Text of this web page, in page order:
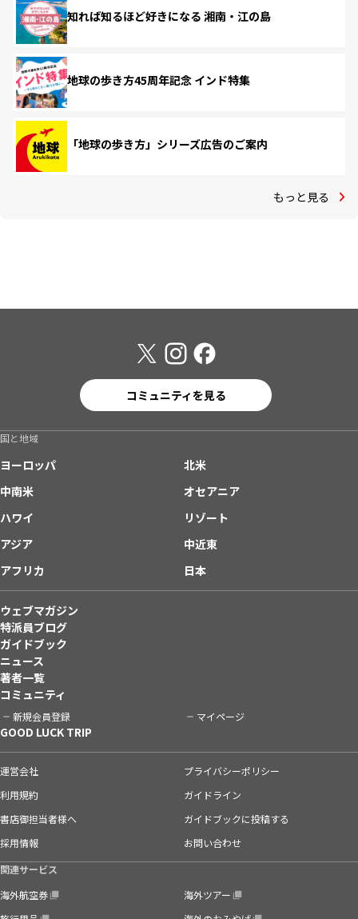
知れば知るほど好きになる 湘南・江の島
地球の歩き方45周年記念 インド特集
「地球の歩き方」シリーズ広告のご案内
もっと見る
コミュニティを見る
国と地域
ヨーロッパ
北米
中南米
オセアニア
ハワイ
リゾート
アジア
中近東
アフリカ
日本
ウェブマガジン
特派員ブログ
ガイドブック
ニュース
著者一覧
コミュニティ
新規会員登録 マイページ
GOOD LUCK TRIP
運営会社
プライバシーポリシー
利用規約
ガイドライン
書店御担当者様へ
ガイドブックに投稿する
採用情報
お問い合わせ
関連サービス
海外航空券
海外ツアー